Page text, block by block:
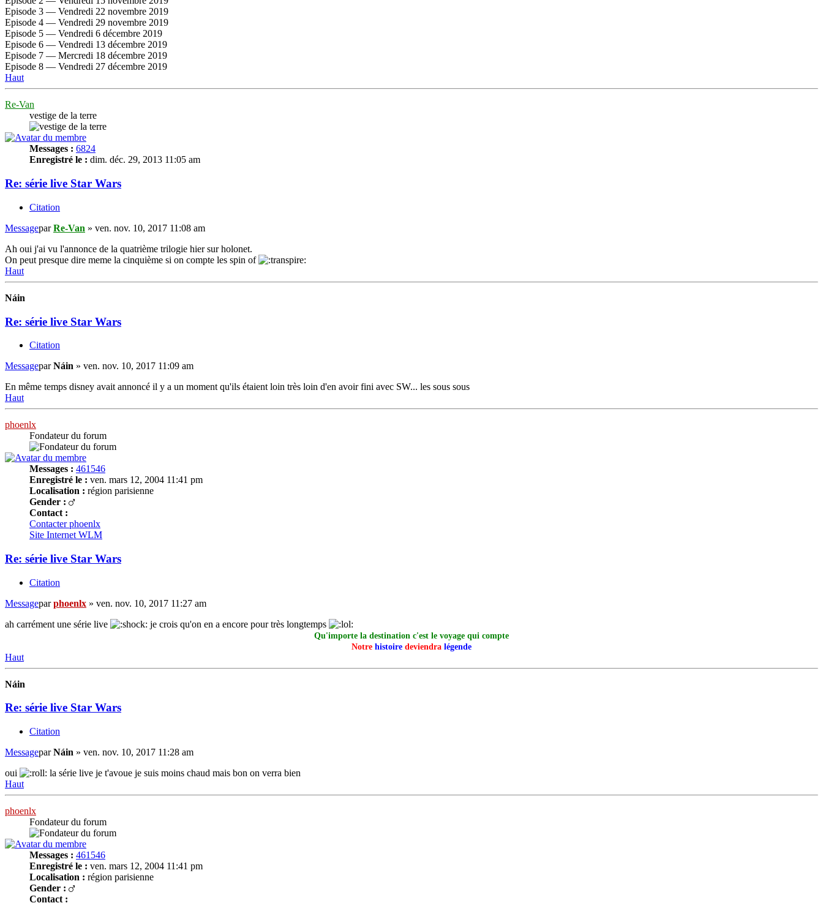
Episode 3 — Vendredi 22 novembre 2019
Episode 4 — Vendredi 29 novembre 2019
Episode 5 — Vendredi 6 décembre 2019
Episode 6 — Vendredi 13 décembre 2019
Episode 7 — Mercredi 18 décembre 2019
Episode 8 — Vendredi 27 décembre 2019
Haut
Re-Van
vestige de la terre
Messages : 6824
Enregistré le : dim. déc. 29, 2013 11:05 am
Re: série live Star Wars
Citation
MessageparRe-Van » ven. nov. 10, 2017 11:08 am
Ah oui j'ai vu l'annonce de la quatrième trilogie hier sur holonet.
On peut presque dire meme la cinquième si on compte les spin of
Haut
Náin
Re: série live Star Wars
Citation
MessageparNáin » ven. nov. 10, 2017 11:09 am
En même temps disney avait annoncé il y a un moment qu'ils étaient loin très loin d'en avoir fini avec SW... les sous sous
Haut
phoenlx
Fondateur du forum
Messages : 461546
Enregistré le : ven. mars 12, 2004 11:41 pm
Localisation : région parisienne
Gender :
Contact :
Contacter phoenlx
Site Internet WLM
Re: série live Star Wars
Citation
Messageparphoenlx » ven. nov. 10, 2017 11:27 am
ah carrément une série live
je crois qu'on en a encore pour très longtemps
Qu'importe la destination c'est le voyage qui compte
Notre histoire deviendra légende
Haut
Náin
Re: série live Star Wars
Citation
MessageparNáin » ven. nov. 10, 2017 11:28 am
oui
la série live je t'avoue je suis moins chaud mais bon on verra bien
Haut
phoenlx
Fondateur du forum
Messages : 461546
Enregistré le : ven. mars 12, 2004 11:41 pm
Localisation : région parisienne
Gender :
Contact :